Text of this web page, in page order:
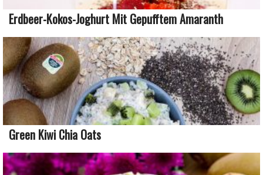
Erdbeer-Kokos-Joghurt Mit Gepufftem Amaranth
Green Kiwi Chia Oats